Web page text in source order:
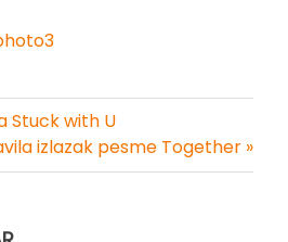
Stuck with U
izlazak pesme Together »